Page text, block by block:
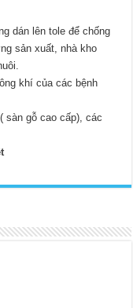
dán lên tole để chống
sản xuất, nhà kho
khí của các bệnh
sàn gỗ cao cấp), các